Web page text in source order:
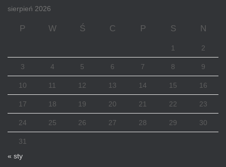
sierpień 2026
P W Ś C P S N
1 2
3 4 5 6 7 8 9
10 11 12 13 14 15 16
17 18 19 20 21 22 23
24 25 26 27 28 29 30
31
« sty